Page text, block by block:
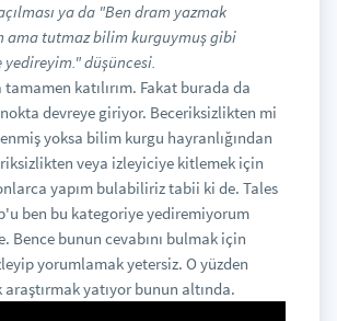
ya da "Ben dram yazmak
ama tutmaz bilim kurguymuş gibi
düşüncesi.
tamamen katılırım. Fakat burada da
devreye giriyor. Beceriksizlikten mi
yoksa bilim kurgu hayranlığından
veya izleyiciye kitlemek için
yapım bulabiliriz tabii ki de. Tales
ben bu kategoriye yediremiyorum
Bence bunun cevabını bulmak için
yorumlamak yetersiz. O yüzden
yatıyor bunun altında.